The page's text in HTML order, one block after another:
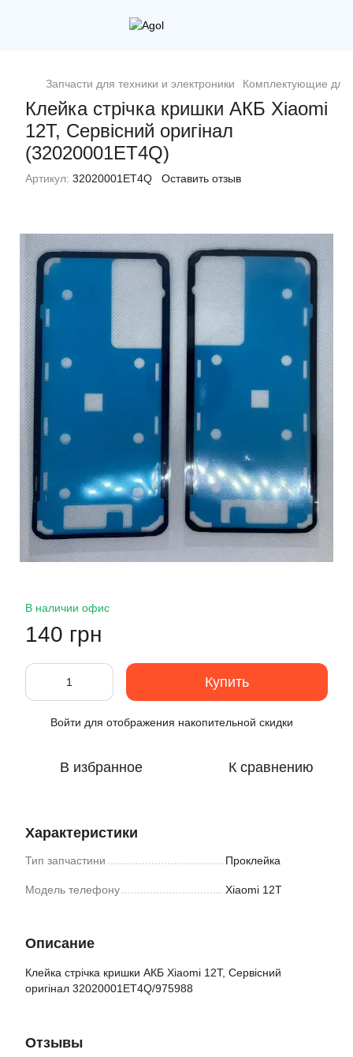
Запчасти для техники и электроники Комплектующие
Клейка стрічка кришки АКБ Xiaomi
12T, Сервісний оригінал
(32020001ET4Q)
Артикул: 32020001ET4Q Оставить отзыв
В наличии офис
140 грн
Купить
Войти для отображения накопительной скидки
В избранное К сравнению
Характеристики
Тип запчастини Проклейка
Модель телефону Xiaomi 12T
Описание
Клейка стрічка кришки АКБ Xiaomi 12T, Сервісний
оригінал 32020001ET4Q/975988
Отзывы